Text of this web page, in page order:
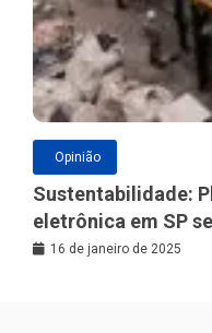
Opinião
Sustentabilidade:
eletrônica em SP
Latina
16 de janeiro de 2025